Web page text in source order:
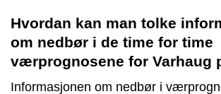
Hvordan kan man tolke
om nedbør i de time for time
værprognosene for Varhaug
Informasjonen om nedbør i